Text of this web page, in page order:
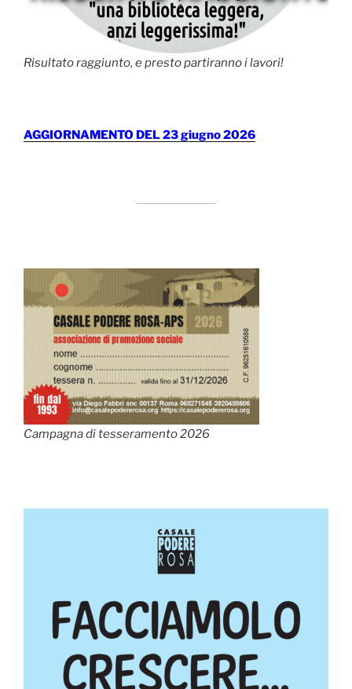
Risultato raggiunto, e presto partiranno i lavori!
AGGIORNAMENTO DEL 23 giugno 2026
Campagna di tesseramento 2026